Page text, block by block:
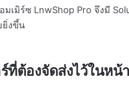
เมิร์ซ LnwShop Pro จึงมี
ยิ่งขึ้น
ต้องจัดส่งไว้ในหน้